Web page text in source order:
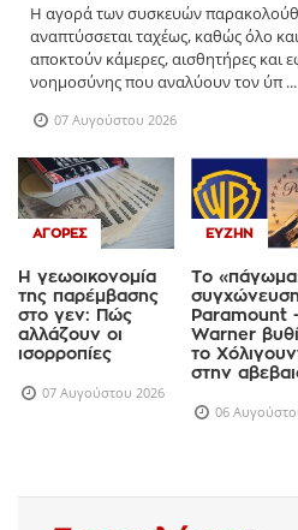
Η αγορά των συσκευών
αναπτύσσεται ταχέως, καθώς όλο
αποκτούν κάμερες, αισθητήρες και
νοημοσύνης που αναλύουν τον ύπ ...
07 Αυγούστου 2026
ΑΓΟΡΈΣ
Η γεωοικονομία
της παρέμβασης
στο γεν: Πώς
αλλάζουν οι
ισορροπίες
07 Αυγούστου 2026
ΕΥΖΗΝ
Το
Paramount
Warner
το
στην
06